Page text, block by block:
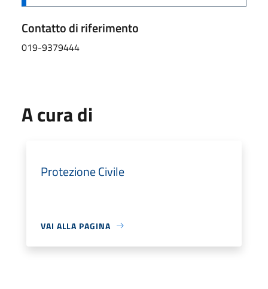
Contatto di riferimento
019-9379444
A cura di
Protezione Civile
VAI ALLA PAGINA